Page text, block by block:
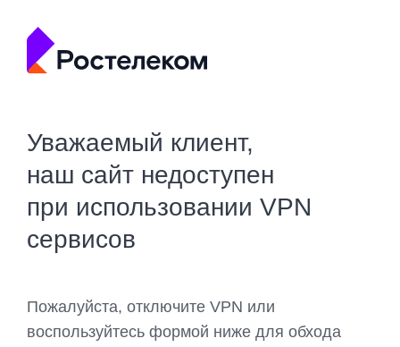
Уважаемый клиент,
наш сайт недоступен
при использовании VPN
сервисов
Пожалуйста, отключите VPN или
воспользуйтесь формой ниже для обхода